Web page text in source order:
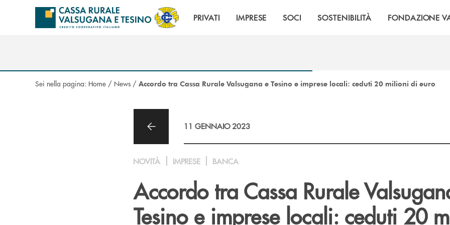
Salta al contenuto principale
PRIVATI IMPRESE SOCI SOSTENIBILITÀ FONDAZIONE
Sei nella pagina: Home / News / Accordo tra Cassa Rurale Valsugana e Tesino e imprese locali: ceduti 20 milioni di euro
11 GENNAIO 2023
NOVITÀ IMPRESE BANCA
Accordo tra Cassa Rurale
Tesino e imprese locali: ceduti 20